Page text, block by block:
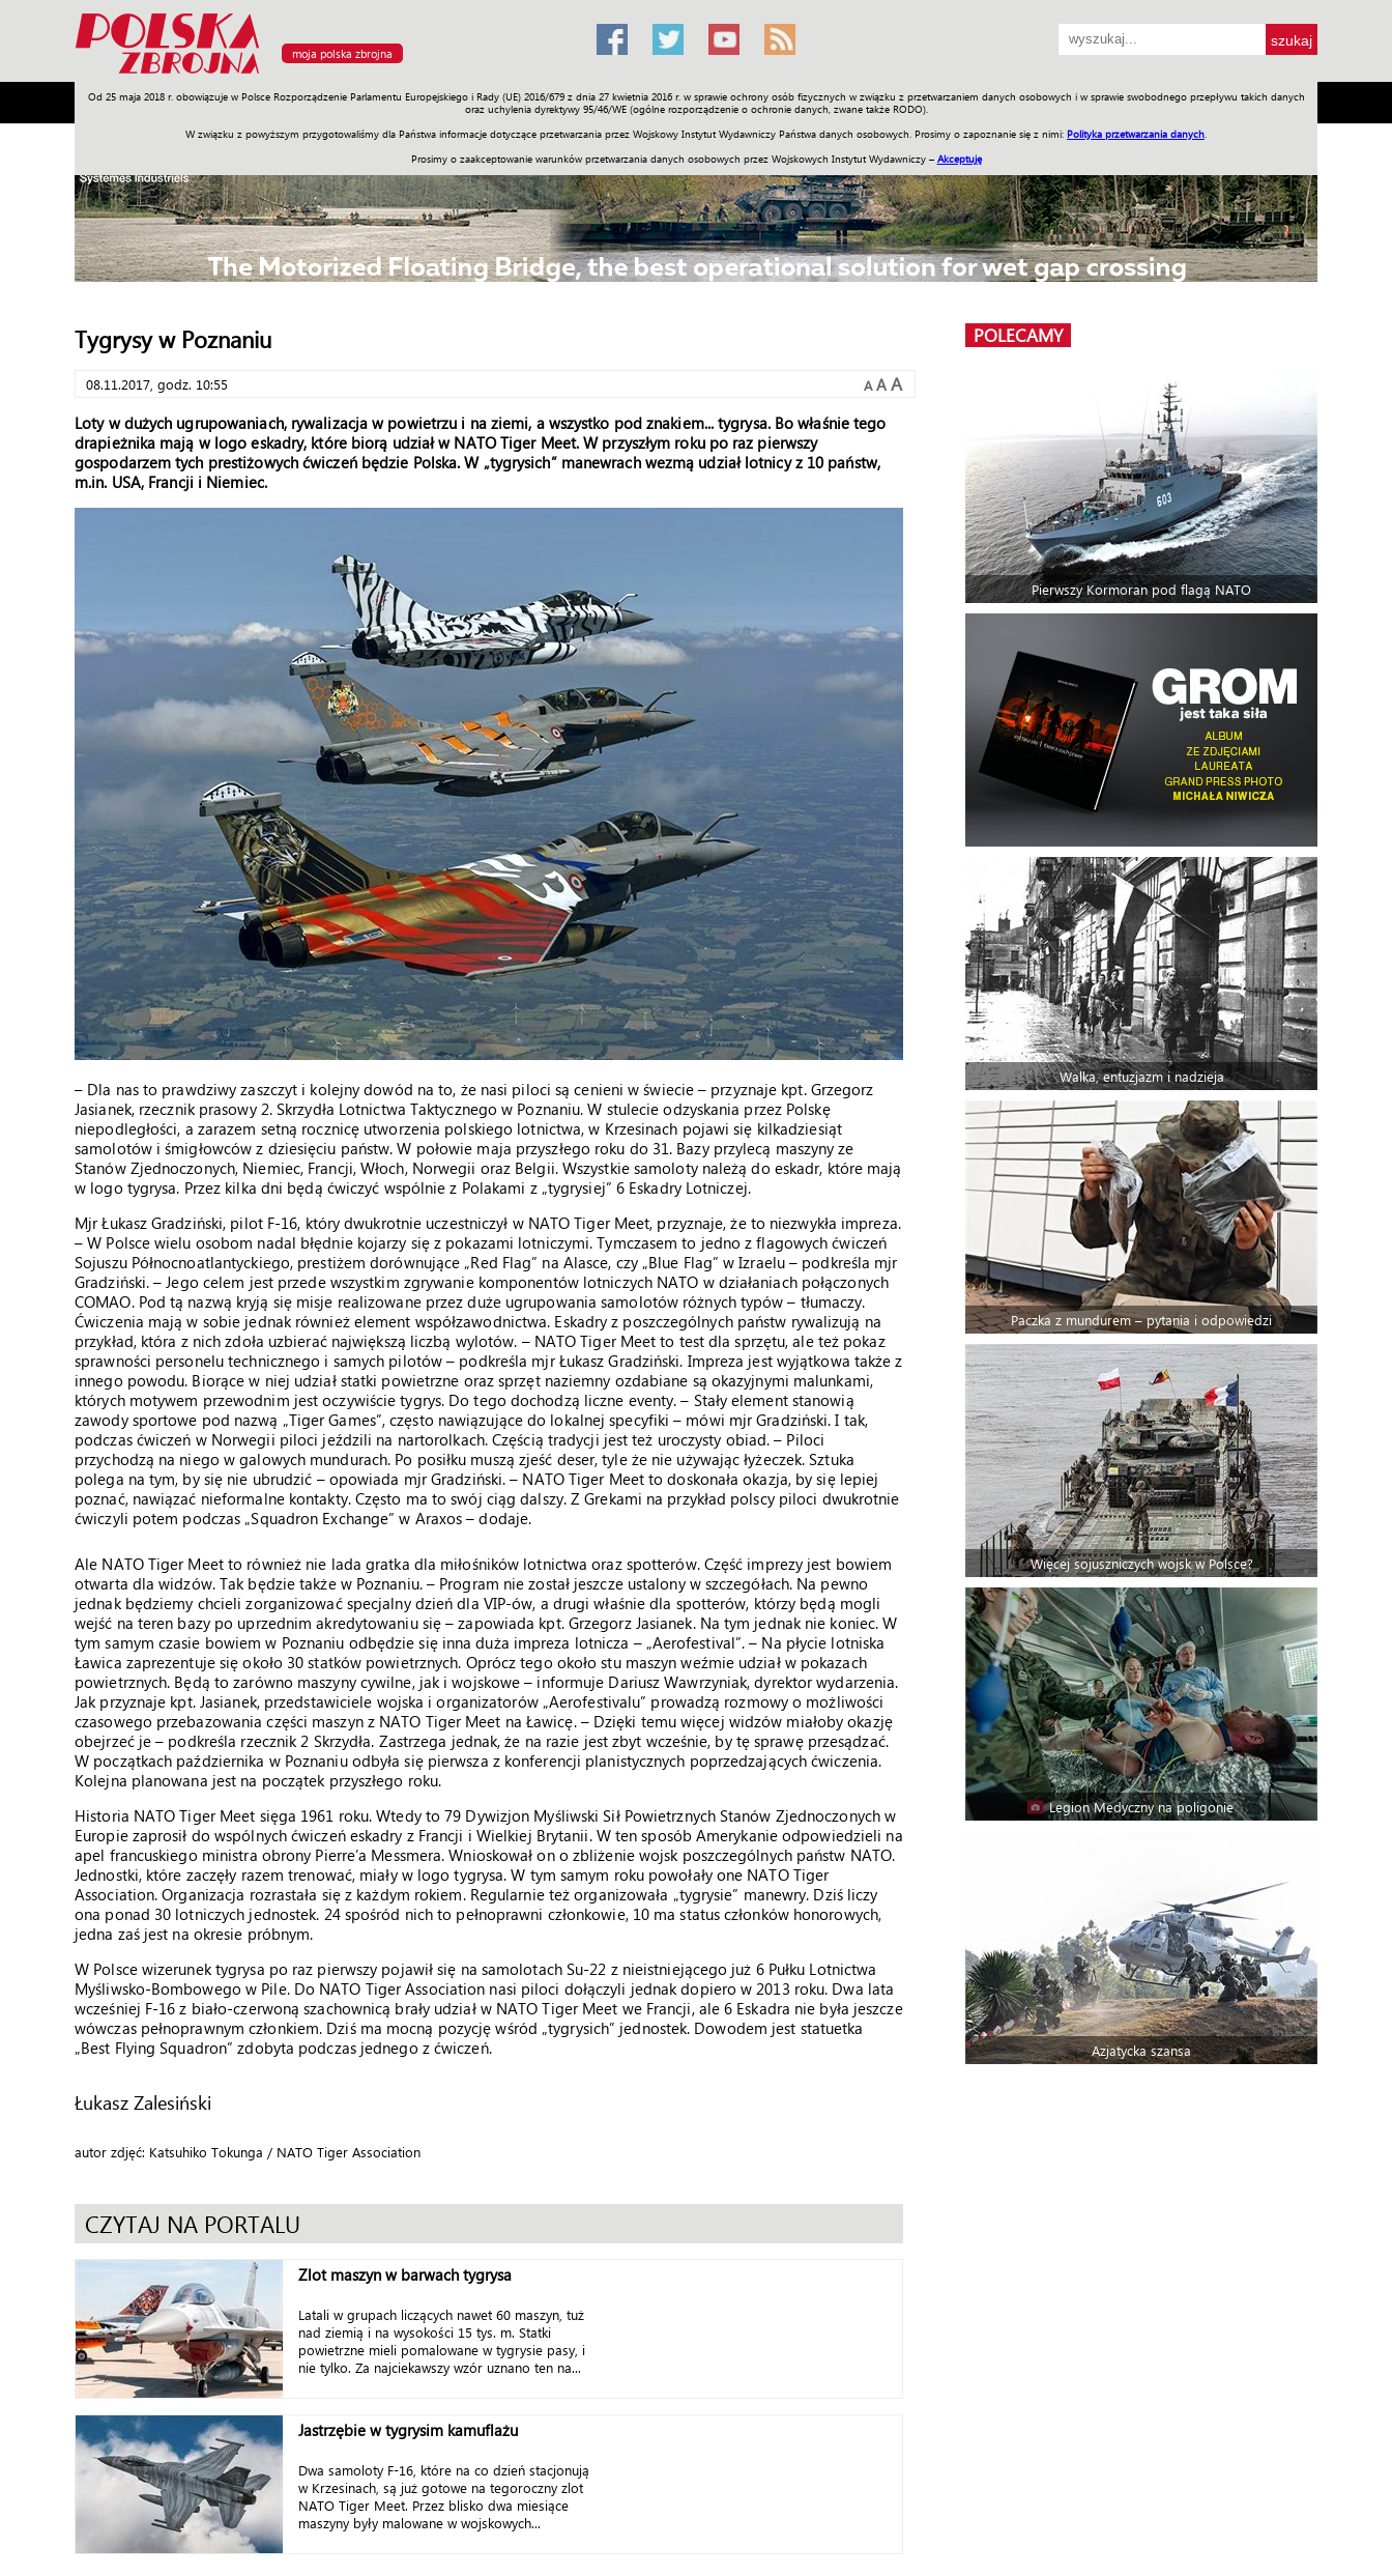
moja polska zbrojna
Od 25 maja 2018 r. obowiązuje w Polsce Rozporządzenie Parlamentu Europejskiego i Rady (UE) 2016/679 z dnia 27 kwietnia 2016 r. w sprawie ochrony osób fizycznych w związku z przetwarzaniem danych osobowych i w sprawie swobodnego przepływu takich danych
oraz uchylenia dyrektywy 95/46/WE (ogólne rozporządzenie o ochronie danych, zwane także RODO).
W związku z powyższym przygotowaliśmy dla Państwa informacje dotyczące przetwarzania przez Wojskowy Instytut Wydawniczy Państwa danych osobowych. Prosimy o zapoznanie się z nimi: Polityka przetwarzania danych
Prosimy o zaakceptowanie warunków przetwarzania danych osobowych przez Wojskowych Instytut Wydawniczy – Akceptuję
Armia Poligon Sprzęt Misje Polityka Prawo Świat Społeczność Sport Historia Galerie Wideo ENGLISH SKLEP Jednodniówki Praca w WIW
Tygrysy w Poznaniu
08.11.2017, godz. 10:55 A A A
Loty w dużych ugrupowaniach, rywalizacja w powietrzu i na ziemi, a wszystko pod znakiem... tygrysa. Bo właśnie tego
drapieżnika mają w logo eskadry, które biorą udział w NATO Tiger Meet. W przyszłym roku po raz pierwszy
gospodarzem tych prestiżowych ćwiczeń będzie Polska. W „tygrysich” manewrach wezmą udział lotnicy z 10 państw,
m.in. USA, Francji i Niemiec.
– Dla nas to prawdziwy zaszczyt i kolejny dowód na to, że nasi piloci są cenieni w świecie – przyznaje kpt. Grzegorz
Jasianek, rzecznik prasowy 2. Skrzydła Lotnictwa Taktycznego w Poznaniu. W stulecie odzyskania przez Polskę
niepodległości, a zarazem setną rocznicę utworzenia polskiego lotnictwa, w Krzesinach pojawi się kilkadziesiąt
samolotów i śmigłowców z dziesięciu państw. W połowie maja przyszłego roku do 31. Bazy przylecą maszyny ze
Stanów Zjednoczonych, Niemiec, Francji, Włoch, Norwegii oraz Belgii. Wszystkie samoloty należą do eskadr, które mają
w logo tygrysa. Przez kilka dni będą ćwiczyć wspólnie z Polakami z „tygrysiej” 6 Eskadry Lotniczej.
Mjr Łukasz Gradziński, pilot F-16, który dwukrotnie uczestniczył w NATO Tiger Meet, przyznaje, że to niezwykła impreza.
– W Polsce wielu osobom nadal błędnie kojarzy się z pokazami lotniczymi. Tymczasem to jedno z flagowych ćwiczeń
Sojuszu Północnoatlantyckiego, prestiżem dorównujące „Red Flag” na Alasce, czy „Blue Flag” w Izraelu – podkreśla mjr
Gradziński. – Jego celem jest przede wszystkim zgrywanie komponentów lotniczych NATO w działaniach połączonych
COMAO. Pod tą nazwą kryją się misje realizowane przez duże ugrupowania samolotów różnych typów – tłumaczy.
Ćwiczenia mają w sobie jednak również element współzawodnictwa. Eskadry z poszczególnych państw rywalizują na
przykład, która z nich zdoła uzbierać największą liczbą wylotów. – NATO Tiger Meet to test dla sprzętu, ale też pokaz
sprawności personelu technicznego i samych pilotów – podkreśla mjr Łukasz Gradziński. Impreza jest wyjątkowa także z
innego powodu. Biorące w niej udział statki powietrzne oraz sprzęt naziemny ozdabiane są okazyjnymi malunkami,
których motywem przewodnim jest oczywiście tygrys. Do tego dochodzą liczne eventy. – Stały element stanowią
zawody sportowe pod nazwą „Tiger Games”, często nawiązujące do lokalnej specyfiki – mówi mjr Gradziński. I tak,
podczas ćwiczeń w Norwegii piloci jeździli na nartorolkach. Częścią tradycji jest też uroczysty obiad. – Piloci
przychodzą na niego w galowych mundurach. Po posiłku muszą zjeść deser, tyle że nie używając łyżeczek. Sztuka
polega na tym, by się nie ubrudzić – opowiada mjr Gradziński. – NATO Tiger Meet to doskonała okazja, by się lepiej
poznać, nawiązać nieformalne kontakty. Często ma to swój ciąg dalszy. Z Grekami na przykład polscy piloci dwukrotnie
ćwiczyli potem podczas „Squadron Exchange” w Araxos – dodaje.
Ale NATO Tiger Meet to również nie lada gratka dla miłośników lotnictwa oraz spotterów. Część imprezy jest bowiem
otwarta dla widzów. Tak będzie także w Poznaniu. – Program nie został jeszcze ustalony w szczegółach. Na pewno
jednak będziemy chcieli zorganizować specjalny dzień dla VIP-ów, a drugi właśnie dla spotterów, którzy będą mogli
wejść na teren bazy po uprzednim akredytowaniu się – zapowiada kpt. Grzegorz Jasianek. Na tym jednak nie koniec. W
tym samym czasie bowiem w Poznaniu odbędzie się inna duża impreza lotnicza – „Aerofestival”. – Na płycie lotniska
Ławica zaprezentuje się około 30 statków powietrznych. Oprócz tego około stu maszyn weźmie udział w pokazach
powietrznych. Będą to zarówno maszyny cywilne, jak i wojskowe – informuje Dariusz Wawrzyniak, dyrektor wydarzenia.
Jak przyznaje kpt. Jasianek, przedstawiciele wojska i organizatorów „Aerofestivalu” prowadzą rozmowy o możliwości
czasowego przebazowania części maszyn z NATO Tiger Meet na Ławicę. – Dzięki temu więcej widzów miałoby okazję
obejrzeć je – podkreśla rzecznik 2 Skrzydła. Zastrzega jednak, że na razie jest zbyt wcześnie, by tę sprawę przesądzać.
W początkach października w Poznaniu odbyła się pierwsza z konferencji planistycznych poprzedzających ćwiczenia.
Kolejna planowana jest na początek przyszłego roku.
Historia NATO Tiger Meet sięga 1961 roku. Wtedy to 79 Dywizjon Myśliwski Sił Powietrznych Stanów Zjednoczonych w
Europie zaprosił do wspólnych ćwiczeń eskadry z Francji i Wielkiej Brytanii. W ten sposób Amerykanie odpowiedzieli na
apel francuskiego ministra obrony Pierre’a Messmera. Wnioskował on o zbliżenie wojsk poszczególnych państw NATO.
Jednostki, które zaczęły razem trenować, miały w logo tygrysa. W tym samym roku powołały one NATO Tiger
Association. Organizacja rozrastała się z każdym rokiem. Regularnie też organizowała „tygrysie” manewry. Dziś liczy
ona ponad 30 lotniczych jednostek. 24 spośród nich to pełnoprawni członkowie, 10 ma status członków honorowych,
jedna zaś jest na okresie próbnym.
W Polsce wizerunek tygrysa po raz pierwszy pojawił się na samolotach Su-22 z nieistniejącego już 6 Pułku Lotnictwa
Myśliwsko-Bombowego w Pile. Do NATO Tiger Association nasi piloci dołączyli jednak dopiero w 2013 roku. Dwa lata
wcześniej F-16 z biało-czerwoną szachownicą brały udział w NATO Tiger Meet we Francji, ale 6 Eskadra nie była jeszcze
wówczas pełnoprawnym członkiem. Dziś ma mocną pozycję wśród „tygrysich” jednostek. Dowodem jest statuetka
„Best Flying Squadron” zdobyta podczas jednego z ćwiczeń.
Łukasz Zalesiński
autor zdjęć: Katsuhiko Tokunga / NATO Tiger Association
CZYTAJ NA PORTALU
Zlot maszyn w barwach tygrysa
Latali w grupach liczących nawet 60 maszyn, tuż
nad ziemią i na wysokości 15 tys. m. Statki
powietrzne mieli pomalowane w tygrysie pasy, i
nie tylko. Za najciekawszy wzór uznano ten na...
Jastrzębie w tygrysim kamuflażu
Dwa samoloty F-16, które na co dzień stacjonują
w Krzesinach, są już gotowe na tegoroczny zlot
NATO Tiger Meet. Przez blisko dwa miesiące
maszyny były malowane w wojskowych...
POLECAMY
Pierwszy Kormoran pod flagą NATO
Walka, entuzjazm i nadzieja
Paczka z mundurem – pytania i odpowiedzi
Więcej sojuszniczych wojsk w Polsce?
Legion Medyczny na poligonie
Azjatycka szansa